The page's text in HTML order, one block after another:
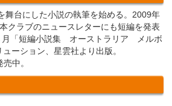
舞台にした小説の執筆を始める。2009年
クラブのニュースレターにも短編を発表
月「短編小説集 オーストラリア メルボ
ーション、星雲社より出版。
中。